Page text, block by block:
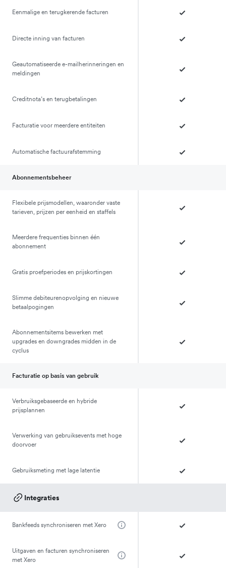
Eenmalige en terugkerende facturen
Directe inning van facturen
Geautomatiseerde e-mailherinneringen en
meldingen
Creditnota’s en terugbetalingen
Facturatie voor meerdere entiteiten
Automatische factuurafstemming
Abonnementsbeheer
Flexibele prijsmodellen, waaronder vaste
tarieven, prijzen per eenheid en staffels
Meerdere frequenties binnen één
abonnement
Gratis proefperiodes en prijskortingen
Slimme debiteurenopvolging en nieuwe
betaalpogingen
Abonnementsitems bewerken met
upgrades en downgrades midden in de
cyclus
Facturatie op basis van gebruik
Verbruiksgebaseerde en hybride
prijsplannen
Verwerking van gebruiksevents met hoge
doorvoer
Gebruiksmeting met lage latentie
Integraties
Bankfeeds synchroniseren met Xero
Uitgaven en facturen synchroniseren
met Xero